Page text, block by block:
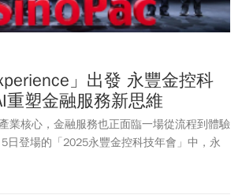
」出發 永豐金控科
重塑金融服務新思維
業核心，金融服務也正面臨一場從流程到體驗
日登場的「2025永豐金控科技年會」中，永
AI應用的實際落地成果與後續發展藍圖。永豐